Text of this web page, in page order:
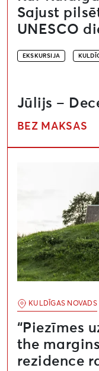
Sajust
UNESCO
EKSKURSIJA
Jūlijs –
BEZ MAKSAS
KULDĪGAS NOVADS
“Piezīmes
the
rezidence